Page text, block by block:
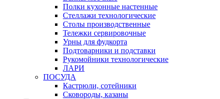
Полки кухонные настенные
Стеллажи технологические
Столы производственные
Тележки сервировочные
Урны для фудкорта
Подтоварники и подставки
Рукомойники технологические
ЛАРИ
ПОСУДА
Кастрюли, сотейники
Сковороды, казаны